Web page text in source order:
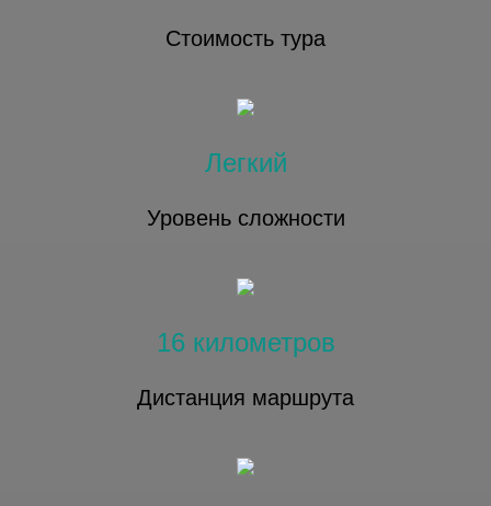
Стоимость тура
Легкий
Уровень сложности
16 километров
Дистанция маршрута